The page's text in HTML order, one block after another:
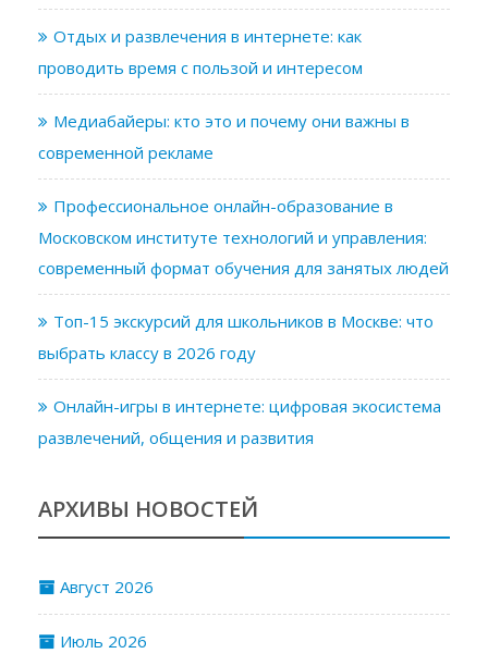
Отдых и развлечения в интернете: как
проводить время с пользой и интересом
Медиабайеры: кто это и почему они важны в
современной рекламе
Профессиональное онлайн-образование в
Московском институте технологий и управления:
современный формат обучения для занятых людей
Топ-15 экскурсий для школьников в Москве: что
выбрать классу в 2026 году
Онлайн-игры в интернете: цифровая экосистема
развлечений, общения и развития
АРХИВЫ НОВОСТЕЙ
Август 2026
Июль 2026